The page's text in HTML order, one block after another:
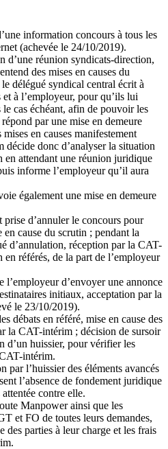
information concours à tous les
(achevée le 24/10/2019).
d’une réunion syndicats-direction,
des mises en causes du
délégué syndical central écrit à
et à l’employeur, pour qu’ils lui
le cas échéant, afin de pouvoir les
par une mise en demeure
en causes manifestement
décide donc d’analyser la situation
en attendant une réunion juridique
informe l’employeur qu’il aura
également une mise en demeure
prise d’annuler le concours pour
cause du scrutin ; pendant la
d’annulation, réception par la CAT-
en référés, de la part de l’employeur
l’employeur d’envoyer une annonce
initiaux, acceptation par la
le 23/10/2019).
débats en référé, mise en cause des
la CAT-intérim ; décision de sursoir
d’un huissier, pour vérifier les
intérim.
par l’huissier des éléments avancés
l’absence de fondement juridique
contre elle.
Manpower ainsi que les
et FO de toutes leurs demandes,
des parties à leur charge et les frais